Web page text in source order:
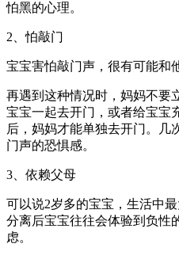
怕黑的心理。
2、怕敲门
宝宝害怕敲门声，很有可能和
再遇到这种情况时，妈妈不要
宝宝一起去开门，或者给宝宝
后，妈妈才能单独去开门。几
门声的恐惧感。
3、依赖父母
可以说2岁多的宝宝，生活中
分离后宝宝往往会体验到负性
虑。